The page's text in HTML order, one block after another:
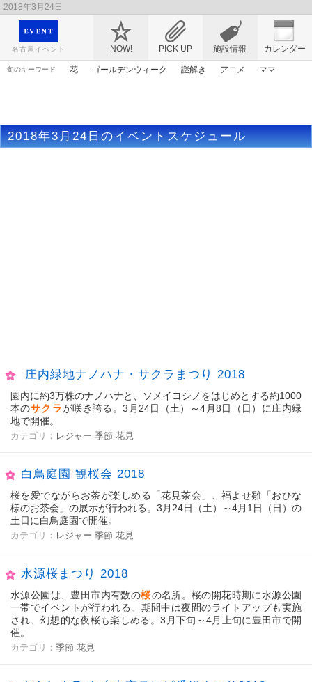
2018年3月24日
映画や音楽コンサート、レジャーやアート、テレビ、ショップ、出会い、転職まで名古
屋のイベント情報を幅広く掲載
名古屋イベント NOW! PICK UP カレンダー
施設情報
旬のキーワード 花 ゴールデンウィーク 謎解き アニメ
ママ
2018年3月24日のイベントスケジュール
庄内緑地ナノハナ・サクラまつり 2018
園内に約3万株のナノハナと、ソメイヨシノをはじめとする約1000
本のサクラが咲き誇る。3月24日（土）～4月8日（日）に庄内緑
地で開催。
カテゴリ： レジャー 季節 花見
白鳥庭園 観桜会 2018
桜を愛でながらお茶が楽しめる「花見茶会」、福よせ雛「おひな
様のお茶会」の展示が行われる。3月24日（土）～4月1日（日）の
土日に白鳥庭園で開催。
カテゴリ： レジャー 季節 花見
水源桜まつり 2018
水源公園は、豊田市内有数の桜の名所。桜の開花時期に水源公園
一帯でイベントが行われる。期間中は夜間のライトアップも実施
され、幻想的な夜桜も楽しめる。3月下旬～4月上旬に豊田市で開
催。
カテゴリ： 季節 花見